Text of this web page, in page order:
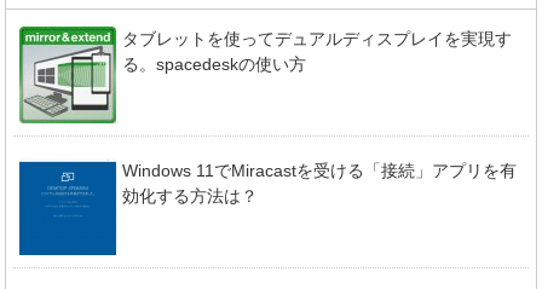
タブレットを使ってデュアルディスプレイを実現す
る。spacedeskの使い方
Windows 11でMiracastを受ける「接続」アプリを有
効化する方法は？